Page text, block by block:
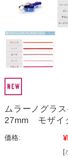
ムラーノグラ
27mm モザイ
価格:
[